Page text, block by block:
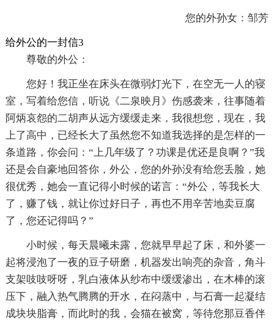
您的外孙女：邹芳
给外公的一封信3
尊敬的外公：
您好！我正坐在床头在微弱灯光下，在空无一人的寝
室，写着给您信，听说《二泉映月》伤感袭来，往事随着
阿炳哀怨的二胡声从远方缓缓走来，我很想您，现在，我
上了高中，已经长大了虽然您不知道我选择的是怎样的一
条道路，你会问：“上几年级了？功课是优还是良啊？”我
还是会自豪地回答你，外公，您的外孙没有给您丢脸，她
很优秀，她会一直记得小时候的诺言：“外公，等我长大
了，赚了钱，就让你过好日子，再也不用辛苦地卖豆腐
了，您还记得吗？”
小时候，每天晨曦未露，您就早早起了床，和外婆一
起将浸泡了一夜的豆子研磨，机器发出响亮的杂音，角斗
支架吱吱呀呀，乳白液体从纱布中缓缓渗出，在木棒的滚
压下，融入热气腾腾的开水，在闷蒸中，与石膏一起凝结
成块块脂膏，而此时的我，会猫在被窝，等待您那豆香伴